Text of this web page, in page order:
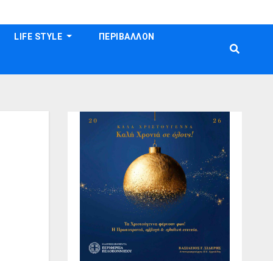
LIFE STYLE ΠΕΡΙΒΑΛΛΟΝ